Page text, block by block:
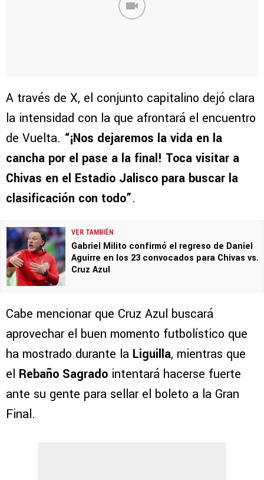
A través de X, el conjunto capitalino dejó clara
la intensidad con la que afrontará el encuentro
de Vuelta. “¡Nos dejaremos la vida en la
cancha por el pase a la final! Toca visitar a
Chivas en el Estadio Jalisco para buscar la
clasificación con todo”.
VER TAMBIÉN
Gabriel Milito confirmó el regreso de Daniel
Aguirre en los 23 convocados para Chivas vs.
Cruz Azul
Cabe mencionar que Cruz Azul buscará
aprovechar el buen momento futbolístico que
ha mostrado durante la Liguilla, mientras que
el Rebaño Sagrado intentará hacerse fuerte
ante su gente para sellar el boleto a la Gran
Final.